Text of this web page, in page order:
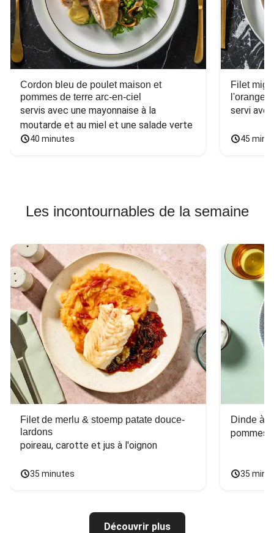
Cordon bleu de poulet maison et
pommes de terre arc-en-ciel
servis avec une mayonnaise à la
moutarde et au miel et une salade verte
40 minutes
Filet
l'orange
servi
45
Les incontournables de la semaine
Filet de merlu & stoemp patate douce-
lardons
poireau, carotte et jus à l'oignon
35 minutes
Dinde à
pommes
35
Découvrir plus